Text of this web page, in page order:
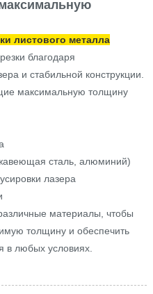
листового металла
благодаря
и стабильной конструкции.
максимальную толщину
сталь, алюминий)
лазера
материалы, чтобы
толщину и обеспечить
в любых условиях.